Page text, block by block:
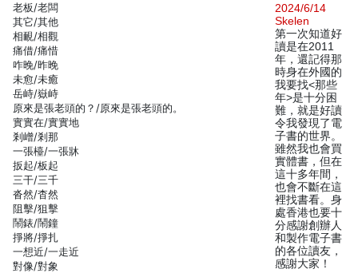
老板/老闆
其它/其他
相靦/相觀
痛借/痛惜
咋晚/昨晚
未愈/未癒
岳峙/嶽峙
原來是張老頭的？/原來是張老頭的。
實實在/實實地
剎嶒/剎那
一張檯/一張牀
扳起/板起
三干/三千
沓然/杳然
阻擊/狙擊
鬧錶/鬧鐘
掙將/掙扎
一想近/一走近
對像/對象
2024/6/14
Skelen
第一次知道好
讀是在2011
年，還記得那
時身在外國的
我要找<那些
年>是十分困
難，就是好讀
令我發現了電
子書的世界。
雖然我也會買
實體書，但在
這十多年間，
也會不斷在這
裡找書看。身
處香港也要十
分感謝創辦人
和製作電子書
的各位讀友，
感謝大家！